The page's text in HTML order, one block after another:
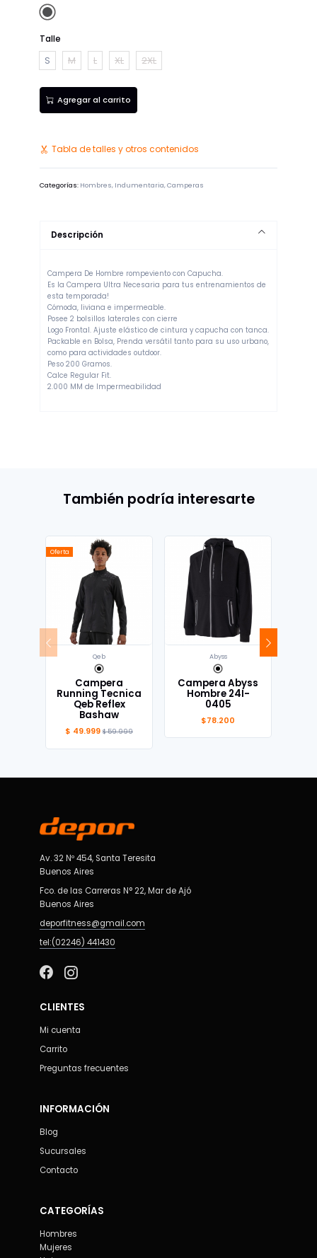
Gris
Talle
S M L XL 2XL
Agregar al carrito
Tabla de talles y otros contenidos
Categorías: Hombres, Indumentaria,Camperas
Descripción
Campera De Hombre rompeviento con Capucha.
Es la Campera Ultra Necesaria para tus entrenamientos de
esta temporada!
Cómoda, liviana e impermeable.
Posee 2 bolsillos laterales con cierre
Logo Frontal. Ajuste elástico de cintura y capucha con tanca.
Packable en Bolsa, Prenda versátil tanto para su uso urbano,
como para actividades outdoor.
Peso 200 Gramos.
Calce Regular Fit.
2.000 MM de Impermeabilidad
También podría interesarte
Oferta
Qeb
Campera
Running Tecnica
Qeb Reflex
Bashaw
$ 49.999 $ 59.999
Abyss
Campera Abyss
Hombre 24I-
0405
$78.200
Av. 32 Nº 454, Santa Teresita
Buenos Aires
Fco. de las Carreras N° 22, Mar de Ajó
Buenos Aires
deporfitness@gmail.com
tel:(02246) 441430
CLIENTES
Mi cuenta
Carrito
Preguntas frecuentes
INFORMACIÓN
Blog
Sucursales
Contacto
CATEGORÍAS
Hombres
Mujeres